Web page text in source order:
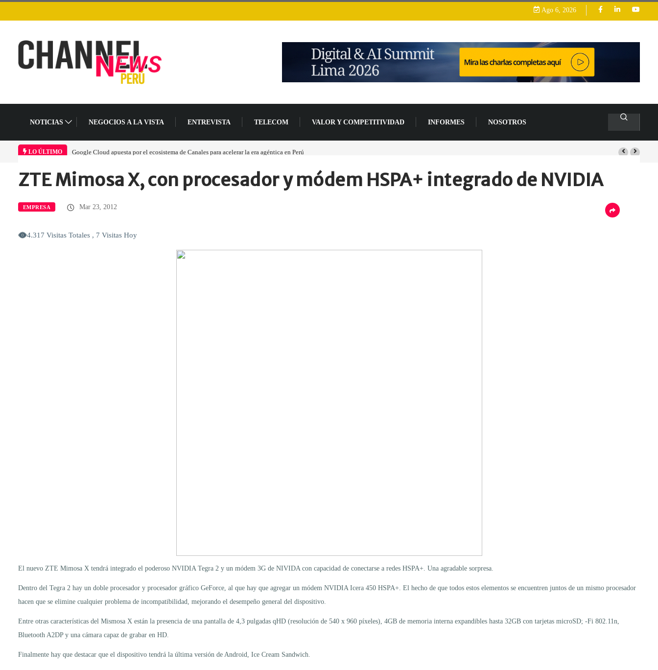
Ago 6, 2026
NOTICIAS NEGOCIOS A LA VISTA ENTREVISTA TELECOM VALOR Y COMPETITIVIDAD INFORMES NOSOTROS
LO ÚLTIMO Google Cloud apuesta por el ecosistema de Canales para acelerar la era agéntica en Perú
Home Empresa ZTE Mimosa X,…
ZTE Mimosa X, con procesador y módem HSPA+ integrado de NVIDIA
EMPRESA Mar 23, 2012
4.317 Visitas Totales , 7 Visitas Hoy
El nuevo ZTE Mimosa X tendrá integrado el poderoso NVIDIA Tegra 2 y un módem 3G de NIVIDA con capacidad de conectarse a redes HSPA+. Una agradable sorpresa.
Dentro del Tegra 2 hay un doble procesador y procesador gráfico GeForce, al que hay que agregar un módem NVIDIA Icera 450 HSPA+. El hecho de que todos estos elementos se encuentren juntos de un mismo procesador
hacen que se elimine cualquier problema de incompatibilidad, mejorando el desempeño general del dispositivo.
Entre otras características del Mismosa X están la presencia de una pantalla de 4,3 pulgadas qHD (resolución de 540 x 960 píxeles), 4GB de memoria interna expandibles hasta 32GB con tarjetas microSD; -Fi 802.11n,
Bluetooth A2DP y una cámara capaz de grabar en HD.
Finalmente hay que destacar que el dispositivo tendrá la última versión de Android, Ice Cream Sandwich.